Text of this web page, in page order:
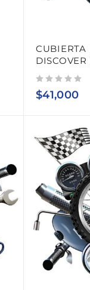
CUBIERTA
DISCOVER
$41,000